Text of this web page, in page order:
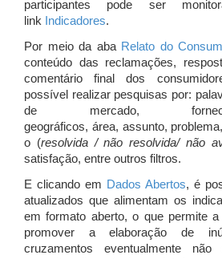
participantes pode ser
link Indicadores.
Por meio da aba Relato do
conteúdo das reclamações,
comentário final dos
possível realizar pesquisas por:
de mercado,
geográficos, área, assunto,
o (resolvida / não resolvida/ não
satisfação, entre outros filtros.
E clicando em Dados Abertos, é
atualizados que alimentam os
em formato aberto, o que permite a
promover a elaboração de
cruzamentos eventualmente não